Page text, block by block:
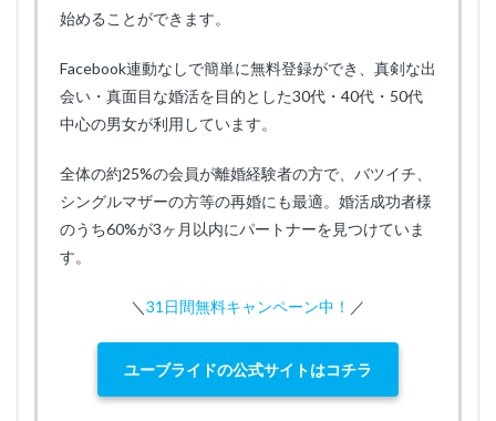
始めることができます。
Facebook連動なしで簡単に無料登録ができ、真剣な出
会い・真面目な婚活を目的とした30代・40代・50代
中心の男女が利用しています。
全体の約25%の会員が離婚経験者の方で、バツイチ、
シングルマザーの方等の再婚にも最適。婚活成功者様
のうち60%が3ヶ月以内にパートナーを見つけていま
す。
＼ 31日間無料キャンペーン中！ ／
ユーブライドの公式サイトはコチラ